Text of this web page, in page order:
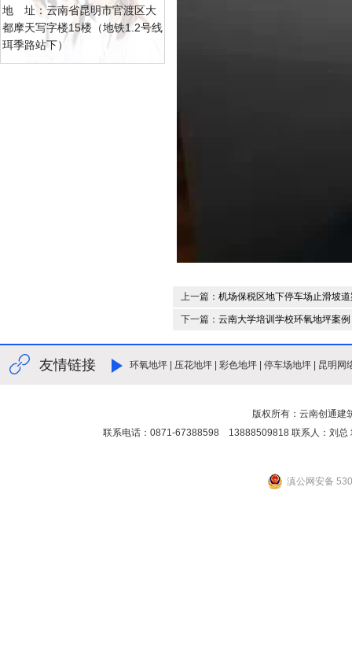
地 址：云南省昆明市官渡区大
都摩天写字楼15楼（地铁1.2号线
珥季路站下）
上一篇： 机场保税区地下停车场止滑坡
下一篇： 云南大学培训学校环氧地坪案例
友情链接 环氧地坪 压花地坪 彩色地坪 停车场地坪 昆明网
版权所有：云南创通建
联系电话：0871-67388598 13888509818 联系人：刘总
滇公网安备